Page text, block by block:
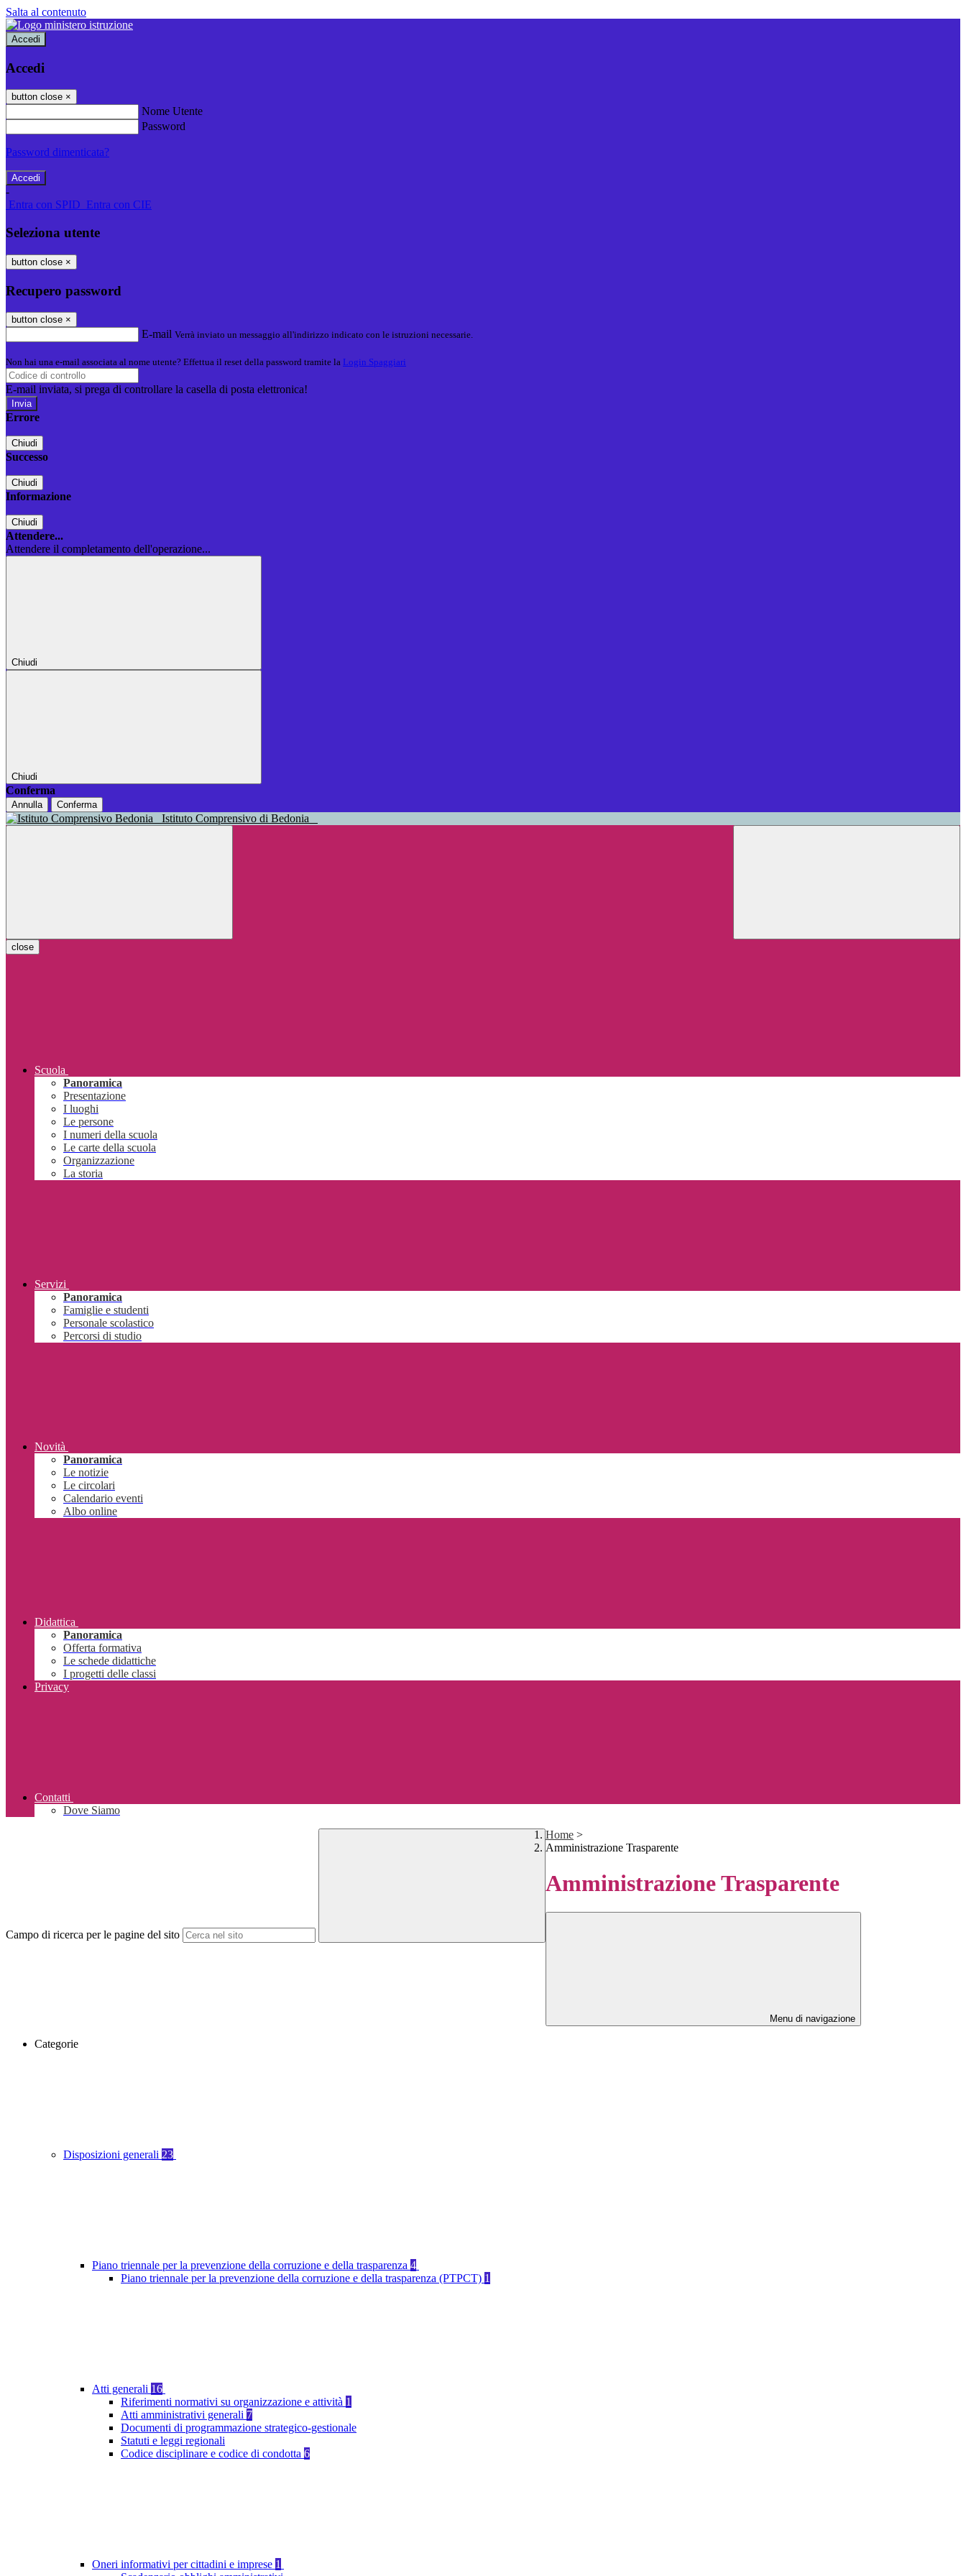
Salta al contenuto
Accedi
Accedi
button close ×
Nome Utente
Password
Password dimenticata?
-
Entra con SPID Entra con CIE
Seleziona utente
button close ×
Recupero password
button close ×
E-mail Verrà inviato un messaggio all'indirizzo indicato con le istruzioni necessarie.
Non hai una e-mail associata al nome utente? Effettua il reset della password tramite la Login Spaggiari
E-mail inviata, si prega di controllare la casella di posta elettronica!
Errore
Chiudi
Successo
Chiudi
Informazione
Chiudi
Attendere...
Attendere il completamento dell'operazione...
Chiudi
Chiudi
Conferma
Annulla Conferma
Istituto Comprensivo di Bedonia
close
Scuola
Panoramica
Presentazione
I luoghi
Le persone
I numeri della scuola
Le carte della scuola
Organizzazione
La storia
Servizi
Panoramica
Famiglie e studenti
Personale scolastico
Percorsi di studio
Novità
Panoramica
Le notizie
Le circolari
Calendario eventi
Albo online
Didattica
Panoramica
Offerta formativa
Le schede didattiche
I progetti delle classi
Privacy
Contatti
Dove Siamo
Campo di ricerca per le pagine del sito
Home >
Amministrazione Trasparente
Amministrazione Trasparente
Menu di navigazione
Categorie
Disposizioni generali 23
Piano triennale per la prevenzione della corruzione e della trasparenza 4
Piano triennale per la prevenzione della corruzione e della trasparenza (PTPCT) 1
Atti generali 16
Riferimenti normativi su organizzazione e attività 1
Atti amministrativi generali 7
Documenti di programmazione strategico-gestionale
Statuti e leggi regionali
Codice disciplinare e codice di condotta 6
Oneri informativi per cittadini e imprese 1